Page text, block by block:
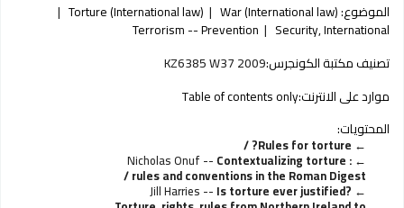
الموضوع:War (International law)
Torture (International law)
Security, International
Terrorism -- Prevention
تصنيف مكتبة الكونجرس:KZ6385 W37 2009
موارد على الانترنت:Table of contents only
المحتويات:
Rules for torture? /
Nicholas Onuf -- Contextualizing torture :
rules and conventions in the Roman Digest /
Jill Harries -- Is torture ever justified?